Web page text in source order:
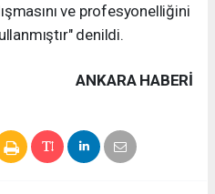
ve profesyonelliğini
denildi.
ANKARA HABERİ